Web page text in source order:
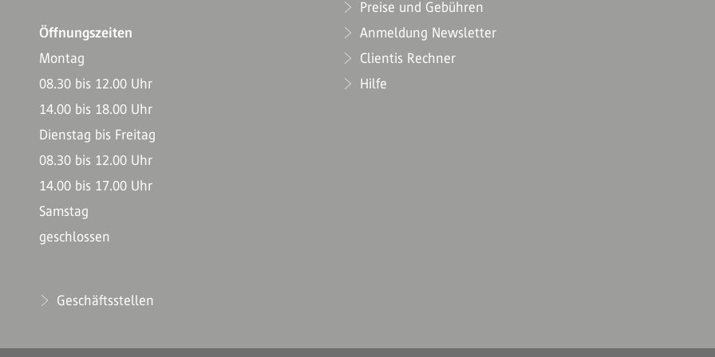
Öffnungszeiten
Montag
08.30 bis 12.00 Uhr
14.00 bis 18.00 Uhr
Dienstag bis Freitag
08.30 bis 12.00 Uhr
14.00 bis 17.00 Uhr
Samstag
geschlossen
Geschäftsstellen
Preise und Gebühren
Anmeldung Newsletter
Clientis Rechner
Hilfe